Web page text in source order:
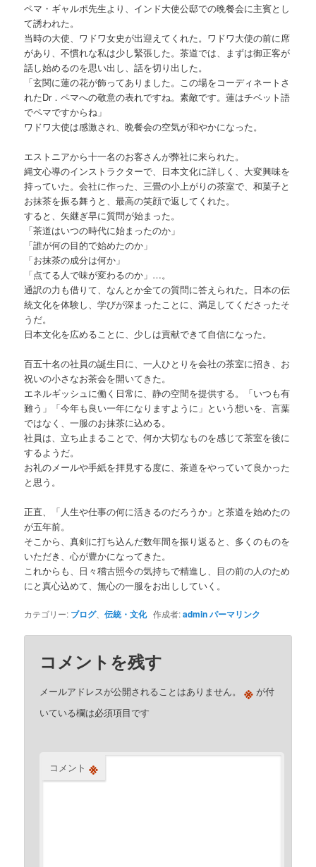
ペマ・ギャルポ先生より、インド大使公邸での晩餐会に主賓とし
て誘われた。
当時の大使、ワドワ女史が出迎えてくれた。ワドワ大使の前に席
があり、不慣れな私は少し緊張した。茶道では、まずは御正客が
話し始めるのを思い出し、話を切り出した。
「玄関に蓮の花が飾ってありました。この場をコーディネートさ
れたDr．ペマへの敬意の表れですね。素敵です。蓮はチベット語
でペマですからね」
ワドワ大使は感激され、晩餐会の空気が和やかになった。
エストニアから十一名のお客さんが弊社に来られた。
縄文心導のインストラクターで、日本文化に詳しく、大変興味を
持っていた。会社に作った、三畳の小上がりの茶室で、和菓子と
お抹茶を振る舞うと、最高の笑顔で返してくれた。
すると、矢継ぎ早に質問が始まった。
「茶道はいつの時代に始まったのか」
「誰が何の目的で始めたのか」
「お抹茶の成分は何か」
「点てる人で味が変わるのか」…。
通訳の力も借りて、なんとか全ての質問に答えられた。日本の伝
統文化を体験し、学びが深まったことに、満足してくださったそ
うだ。
日本文化を広めることに、少しは貢献できて自信になった。
百五十名の社員の誕生日に、一人ひとりを会社の茶室に招き、お
祝いの小さなお茶会を開いてきた。
エネルギッシュに働く日常に、静の空間を提供する。「いつも有
難う」「今年も良い一年になりますように」という想いを、言葉
ではなく、一服のお抹茶に込める。
社員は、立ち止まることで、何か大切なものを感じて茶室を後に
するようだ。
お礼のメールや手紙を拝見する度に、茶道をやっていて良かった
と思う。
正直、「人生や仕事の何に活きるのだろうか」と茶道を始めたの
が五年前。
そこから、真剣に打ち込んだ数年間を振り返ると、多くのものを
いただき、心が豊かになってきた。
これからも、日々稽古照今の気持ちで精進し、目の前の人のため
にと真心込めて、無心の一服をお出ししていく。
カテゴリー: ブログ、伝統・文化作成者:adminパーマリンク
コメントを残す
メールアドレスが公開されることはありません。 ※ が付
いている欄は必須項目です
コメント ※